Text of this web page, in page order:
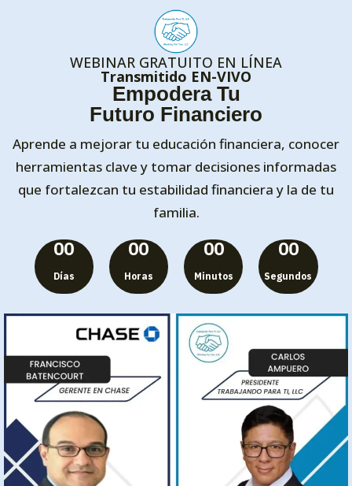
WEBINAR GRATUITO EN LÍNEA
Transmitido EN-VIVO
Empodera Tu
Futuro Financiero
Aprende a mejorar tu educación financiera, conocer
herramientas clave y tomar decisiones informadas
que fortalezcan tu estabilidad financiera y la de tu
familia.
00
Días
00
Horas
00
Minutos
00
Segundos